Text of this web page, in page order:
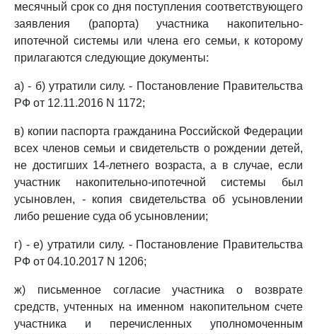
месячный срок со дня поступления соответствующего
заявления (рапорта) участника накопительно-
ипотечной системы или члена его семьи, к которому
прилагаются следующие документы:
а) - б) утратили силу. - Постановление Правительства
РФ от 12.11.2016 N 1172;
в) копии паспорта гражданина Российской Федерации
всех членов семьи и свидетельств о рождении детей,
не достигших 14-летнего возраста, а в случае, если
участник накопительно-ипотечной системы был
усыновлен, - копия свидетельства об усыновлении
либо решение суда об усыновлении;
г) - е) утратили силу. - Постановление Правительства
РФ от 04.10.2017 N 1206;
ж) письменное согласие участника о возврате
средств, учтенных на именном накопительном счете
участника и перечисленных уполномоченным